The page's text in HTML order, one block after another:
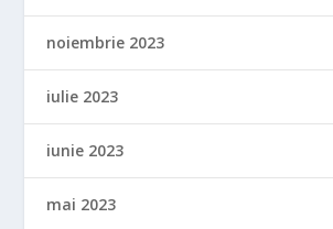
noiembrie 2023
iulie 2023
iunie 2023
mai 2023